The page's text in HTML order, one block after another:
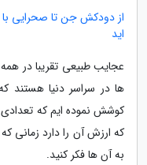
از دودکش جن تا صحرایی
اید
عجایب طبیعی تقریبا در همه
ها در سراسر دنیا هستند
کوشش نموده ایم که تعدادی
که ارزش آن را دارد زمانی
به آن ها فکر کنید.